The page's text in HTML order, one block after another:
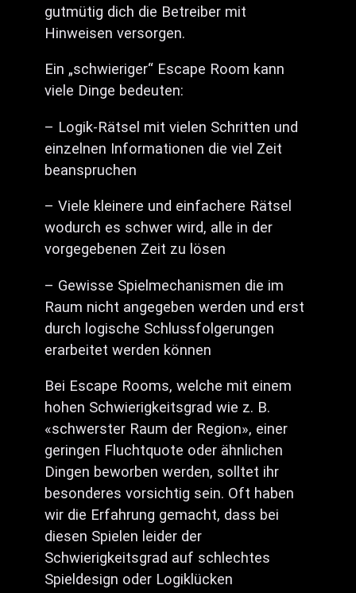
gutmütig dich die Betreiber mit
Hinweisen versorgen.
Ein „schwieriger“ Escape Room kann
viele Dinge bedeuten:
– Logik-Rätsel mit vielen Schritten und
einzelnen Informationen die viel Zeit
beanspruchen
– Viele kleinere und einfachere Rätsel
wodurch es schwer wird, alle in der
vorgegebenen Zeit zu lösen
– Gewisse Spielmechanismen die im
Raum nicht angegeben werden und erst
durch logische Schlussfolgerungen
erarbeitet werden können
Bei Escape Rooms, welche mit einem
hohen Schwierigkeitsgrad wie z. B.
«schwerster Raum der Region», einer
geringen Fluchtquote oder ähnlichen
Dingen beworben werden, solltet ihr
besonderes vorsichtig sein. Oft haben
wir die Erfahrung gemacht, dass bei
diesen Spielen leider der
Schwierigkeitsgrad auf schlechtes
Spieldesign oder Logiklücken